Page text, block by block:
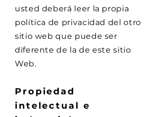
usted deberá leer la propia
política de privacidad del otro
sitio web que puede ser
diferente de la de este sitio
Web.
Propiedad
intelectual e